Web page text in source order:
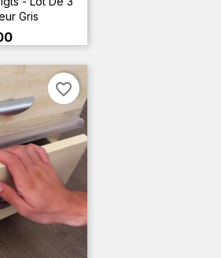
Gris
favorite_border